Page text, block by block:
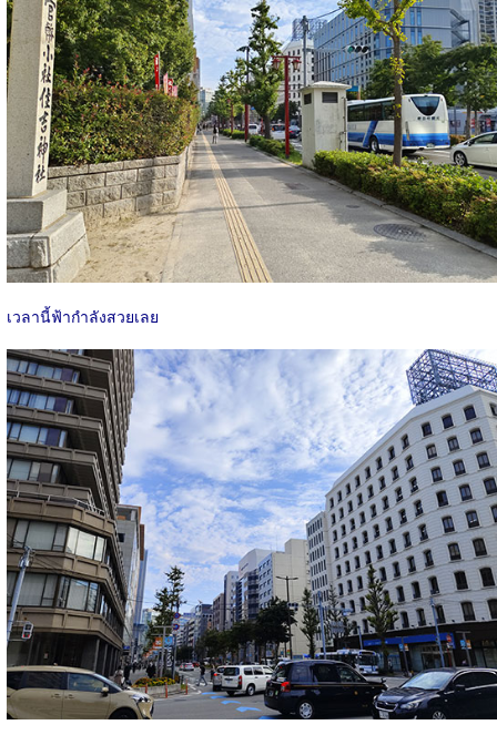
เวลานี้ฟ้ากำลังสวยเลย